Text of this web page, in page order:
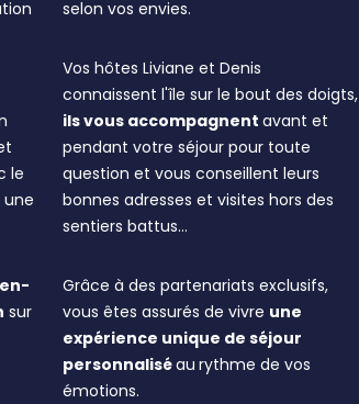
le
sur
selon vos envies.
Vos hôtes Liviane et Denis
connaissent l'île sur le bout des doigts,
ils vous accompagnentavant et
pendant votre séjour pour toute
question et vous conseillent leurs
bonnes adresses et visites hors des
sentiers battus…
Grâce à des partenariats exclusifs,
vous êtes assurés de vivre une
expérience unique de séjour
personnaliséau rythme de vos
émotions.